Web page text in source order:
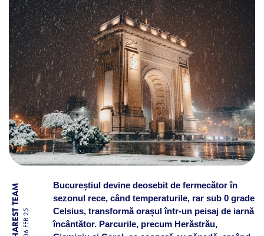
06 FEB 25
Bucureștiul devine deosebit de fermecător în
sezonul rece, când temperaturile, rar sub 0 grade
Celsius, transformă orașul într-un peisaj de iarnă
încântător. Parcurile, precum Herăstrău,